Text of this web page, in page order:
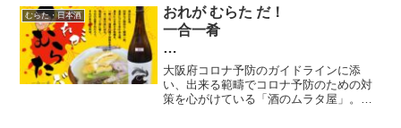
「あっ」と言う間に一合が・・・呑み疲
れなしに、長い漁期を船で過ごす、漁師
のために作られた酒だとしみじみ思う。
むらた・日本酒
おれが むらた だ！
一合一肴
九献目
酒 / 山形正宗 稲造 肴 / 豚肉とセ
リのさと煮
大阪府コロナ予防のガイドラインに添
い、出来る範疇でコロナ予防のための対
策を心がけている「酒のムラタ屋」。常